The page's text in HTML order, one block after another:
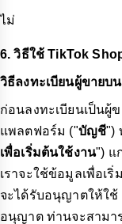
ไม่
6. วิธีใช้ TikTok
วิธีลงทะเบียนผู้ขายบ
ก่อนลงทะเบียนเป็นผู้
แพลตฟอร์ม ("บัญชี")
เพื่อเริ่มต้นใช้งาน") แ
เราจะใช้ข้อมูลเพื่อเ
จะได้รับอนุญาตให้ใช้
อนุญาต ท่านจะสามา